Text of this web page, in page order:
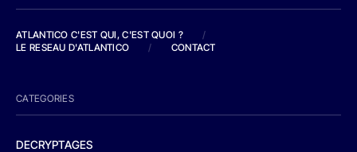
ATLANTICO C'EST QUI, C'EST QUOI ?
/
LE RESEAU D'ATLANTICO
/ CONTACT
CATEGORIES
DECRYPTAGES